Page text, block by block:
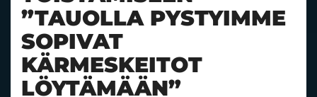
”TAUOLLA PYSTYIMME
SOPIVAT
KÄRMESKEITOT
LÖYTÄMÄÄN”